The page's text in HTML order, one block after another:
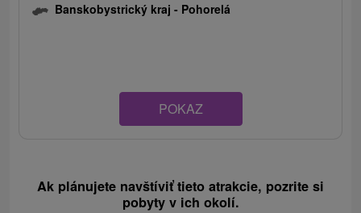
Banskobystrický kraj - Pohorelá
POKAZ
Ak plánujete navštíviť tieto atrakcie, pozrite si
pobyty v ich okolí.